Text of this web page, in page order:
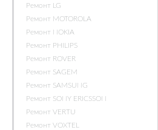
Ремонт LG
Ремонт MOTOROLA
Ремонт NOKIA
Ремонт PHILIPS
Ремонт ROVER
Ремонт SAGEM
Ремонт SAMSUNG
Ремонт SONY ERICSSON
Ремонт VERTU
Ремонт VOXTEL